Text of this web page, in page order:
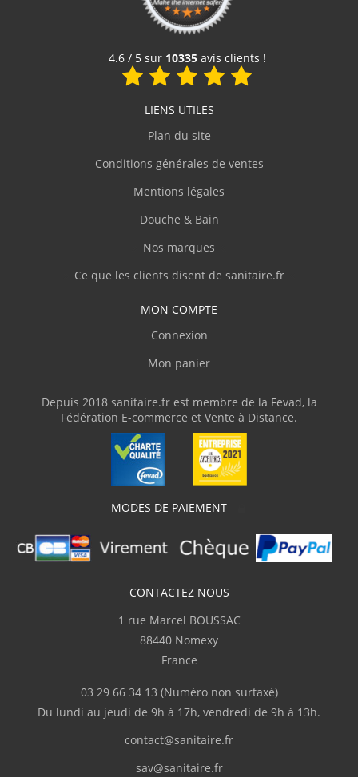
Voir le produit
4.6 / 5 sur 10335avis clients !
LIENS UTILES
Plan du site
Conditions générales de ventes
Mentions légales
Douche & Bain
Nos marques
Ce que les clients disent de sanitaire.fr
MON COMPTE
Connexion
Mon panier
Depuis 2018 sanitaire.fr est membre de la Fevad, la
Fédération E-commerce et Vente à Distance.
MODES DE PAIEMENT
CONTACTEZ NOUS
1 rue Marcel BOUSSAC
88440 Nomexy
France
03 29 66 34 13 (Numéro non surtaxé)
Du lundi au jeudi de 9h à 17h, vendredi de 9h à 13h.
contact@sanitaire.fr
sav@sanitaire.fr